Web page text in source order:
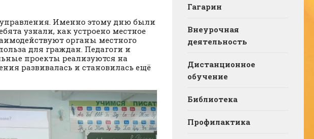
Именно этому дню были
узнали, как устроено местное
органы местного
для граждан. Педагоги и
проекты реализуются на
развивалась и становилась ещё
Гагарин
Внеурочная
деятельность
Дистанционное
обучение
Библиотека
Профилактика